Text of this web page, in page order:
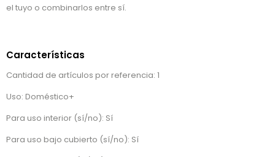
el tuyo o combinarlos entre sí.
Características
Cantidad de artículos por referencia: 1
Uso: Doméstico+
Para uso interior (sí/no): Sí
Para uso bajo cubierto (sí/no): Sí